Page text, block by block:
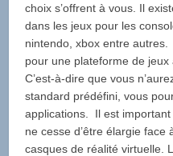
choix s’offrent à vous. Il
dans les jeux pour les
nintendo, xbox entre
pour une plateforme de jeux
C’est-à-dire que vous
standard prédéfini, vous
applications. Il est
ne cesse d’être élargie face
casques de réalité virtuelle.